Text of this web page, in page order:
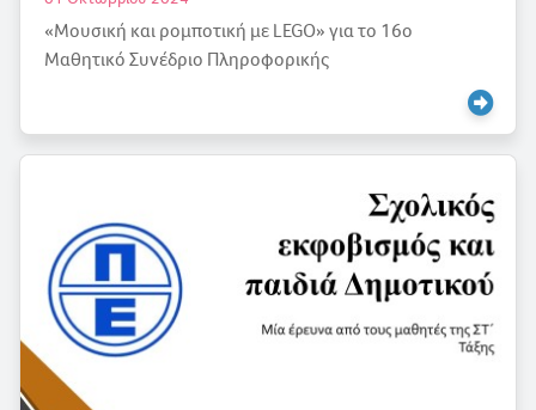
«Μουσική και ρομποτική με LEGO» για το 16ο
Μαθητικό Συνέδριο Πληροφορικής